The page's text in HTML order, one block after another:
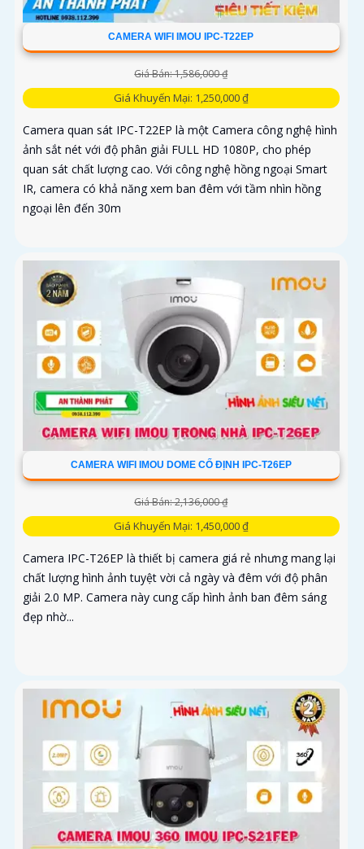
CAMERA WIFI IMOU IPC-T22EP
Giá Bán: 1,586,000 ₫
Giá Khuyến Mại: 1,250,000 ₫
Camera quan sát IPC-T22EP là một Camera công nghệ hình
ảnh sắt nét với độ phân giải FULL HD 1080P, cho phép
quan sát chất lượng cao. Với công nghệ hồng ngoại Smart
IR, camera có khả năng xem ban đêm với tầm nhìn hồng
ngoại lên đến 30m
CAMERA WIFI IMOU DOME CỐ ĐỊNH IPC-T26EP
Giá Bán: 2,136,000 ₫
Giá Khuyến Mại: 1,450,000 ₫
Camera IPC-T26EP là thiết bị camera giá rẻ nhưng mang lại
chất lượng hình ảnh tuyệt vời cả ngày và đêm với độ phân
giải 2.0 MP. Camera này cung cấp hình ảnh ban đêm sáng
đẹp nhờ...